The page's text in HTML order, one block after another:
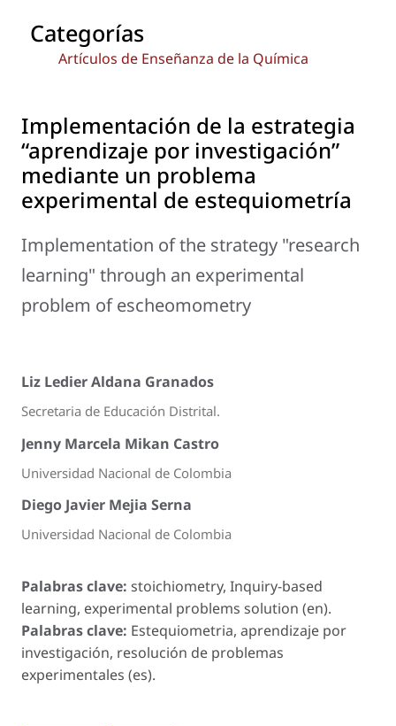
Categorías
Artículos de Enseñanza de la Química
Implementación de la estrategia
“aprendizaje por investigación”
mediante un problema
experimental de estequiometría
Implementation of the strategy "research
learning" through an experimental
problem of escheomometry
Liz Ledier Aldana Granados
Secretaria de Educación Distrital.
Jenny Marcela Mikan Castro
Universidad Nacional de Colombia
Diego Javier Mejia Serna
Universidad Nacional de Colombia
Palabras clave: stoichiometry, Inquiry-based
learning, experimental problems solution (en).
Palabras clave: Estequiometria, aprendizaje por
investigación, resolución de problemas
experimentales (es).